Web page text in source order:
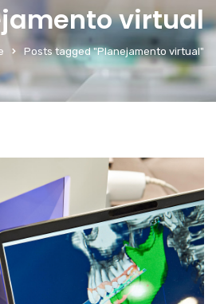
virtual
Posts tagged "Planejamento virtual"